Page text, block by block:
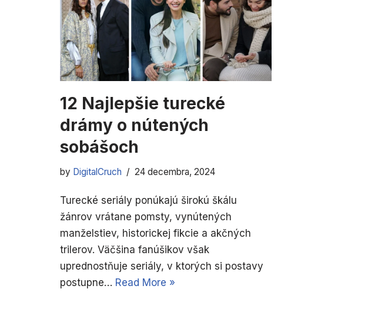
12 Najlepšie turecké
drámy o nútených
sobášoch
by DigitalCruch 24 decembra, 2024
Turecké seriály ponúkajú širokú škálu
žánrov vrátane pomsty, vynútených
manželstiev, historickej fikcie a akčných
trilerov. Väčšina fanúšikov však
uprednostňuje seriály, v ktorých si postavy
postupne… Read More »